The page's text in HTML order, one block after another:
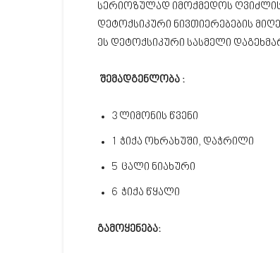
სერიოზულად იმოქმედოს
დეტოქსიკური ნივთიერებების
ეს დეტოქსიკური სასმელი
შემადგენლობა :
3 ლიმონის წვენი
1 ჭიქა ოხრახუში, დაჭრილი
5 ცალი ნიახური
6 ჭიქა წყალი
გამოყენება: